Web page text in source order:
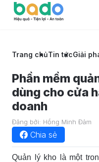
Trang chủTin tứcGiải
Phần mềm
dùng cho cửa
doanh
Đăng bởi: Hồng Minh Đảm
Chia sẻ
Quản lý kho là một